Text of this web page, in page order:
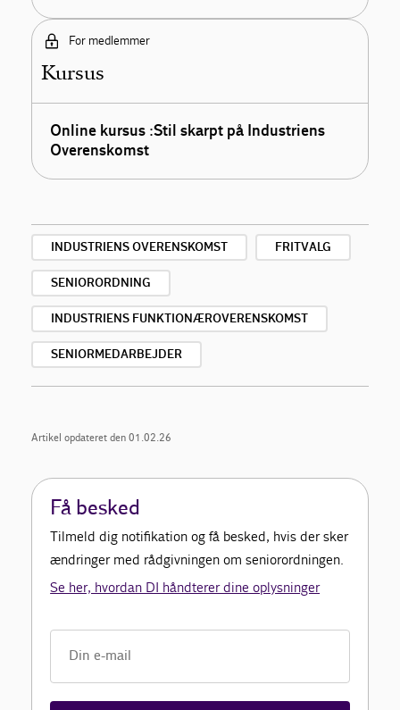
For medlemmer
Kursus
Online kursus :Stil skarpt på Industriens
Overenskomst
INDUSTRIENS OVERENSKOMST FRITVALG
SENIORORDNING
INDUSTRIENS FUNKTIONÆROVERENSKOMST
SENIORMEDARBEJDER
Artikel opdateret den 01.02.26
Få besked
Tilmeld dig notifikation og få besked, hvis der sker
ændringer med rådgivningen om seniorordningen.
Se her, hvordan DI håndterer dine oplysninger